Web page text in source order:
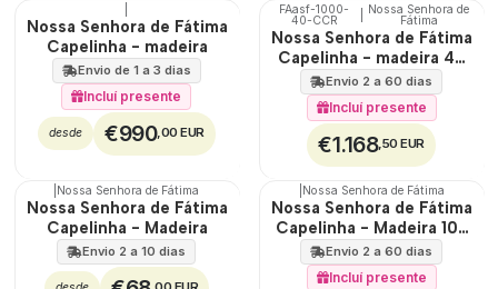
🇵🇹
100%
EXCLUSIVO
Nossa Senhora de Fátima
Capelinha - madeira
Envio de 1 a 3 dias
Incluí presente
desde €990,00 EUR
🇵🇹
100%
TOP
FAasf-1000-
40-CCR
Nossa Senhora de
Fátima
Nossa Senhora de Fátima
Capelinha - madeira 40
cm
Envio 2 a 60 dias
Incluí presente
€1.168,50 EUR
Nossa Senhora de Fátima
Nossa Senhora de Fátima
Capelinha - Madeira
Envio 2 a 10 dias
🇵🇹
100%
TOP
Nossa Senhora de Fátima
Nossa Senhora de Fátima
Capelinha - Madeira 105
cm
Envio 2 a 60 dias
Incluí presente